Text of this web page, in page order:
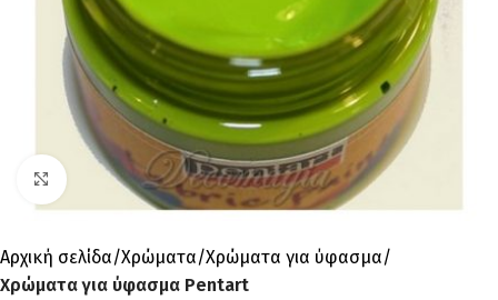
Click to enlarge
Αρχική σελίδα Χρώματα Χρώματα για ύφασμα
Χρώματα για ύφασμα Pentart